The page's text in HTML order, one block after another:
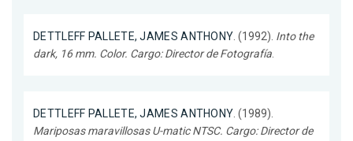
DETTLEFF PALLETE, JAMES ANTHONY. (1992). Into the
dark, 16 mm. Color. Cargo: Director de Fotografía.
DETTLEFF PALLETE, JAMES ANTHONY. (1989).
Mariposas maravillosas U-matic NTSC. Cargo: Director de